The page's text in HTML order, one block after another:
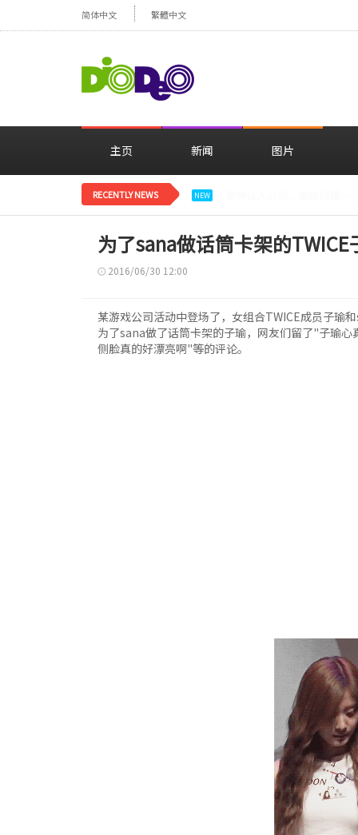
简体中文 繁體中文
主页 新闻 图片
RECENTLY NEWS NEW
为了sana做话筒卡架的
2016/06/30 12:00
某游戏公司活动中登场了，女组合TWICE成员子瑜
为了sana做了话筒卡架的子瑜，网友们留了"子瑜
侧脸真的好漂亮啊"等的评论。